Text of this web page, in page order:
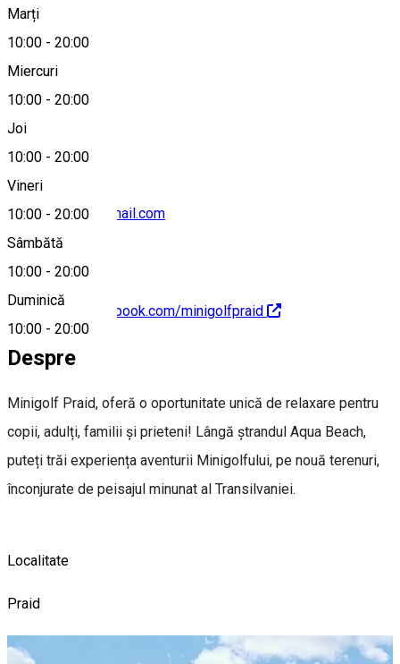
Marți
10:00 - 20:00
Miercuri
10:00 - 20:00
Joi
10:00 - 20:00
Vineri
10:00 - 20:00
Sâmbătă
10:00 - 20:00
Duminică
10:00 - 20:00
Hartă
minigolfpraid@gmail.com
https://www.facebook.com/minigolfpraid
Despre
Minigolf Praid, oferă o oportunitate unică de relaxare pentru
copii, adulți, familii și prieteni! Lângă ștrandul Aqua Beach,
puteți trăi experiența aventurii Minigolfului, pe nouă terenuri,
înconjurate de peisajul minunat al Transilvaniei.
Localitate
Praid